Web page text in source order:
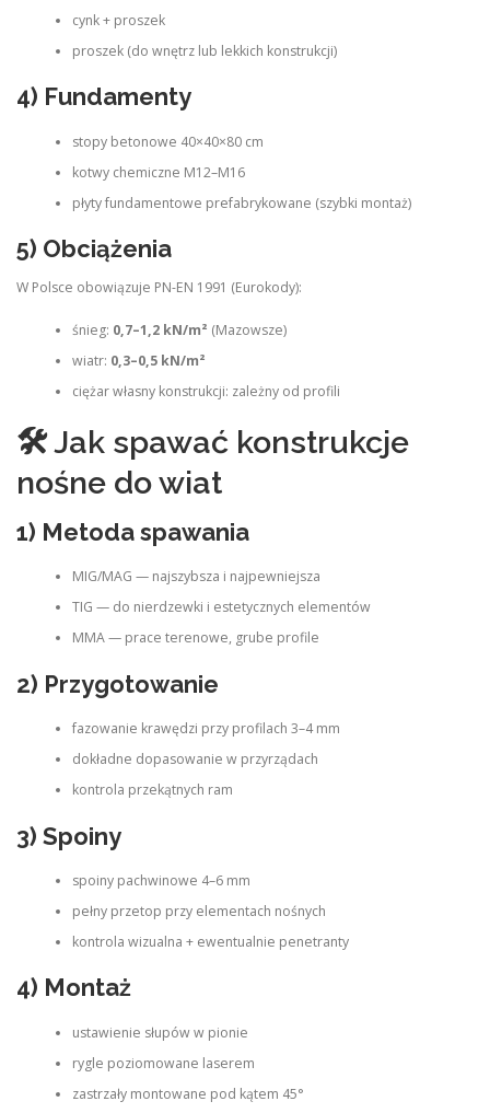
cynk + proszek
proszek (do wnętrz lub lekkich konstrukcji)
4) Fundamenty
stopy betonowe 40×40×80 cm
kotwy chemiczne M12–M16
płyty fundamentowe prefabrykowane (szybki montaż)
5) Obciążenia
W Polsce obowiązuje PN-EN 1991 (Eurokody):
śnieg: 0,7–1,2 kN/m² (Mazowsze)
wiatr: 0,3–0,5 kN/m²
ciężar własny konstrukcji: zależny od profili
🛠 Jak spawać konstrukcje
nośne do wiat
1) Metoda spawania
MIG/MAG — najszybsza i najpewniejsza
TIG — do nierdzewki i estetycznych elementów
MMA — prace terenowe, grube profile
2) Przygotowanie
fazowanie krawędzi przy profilach 3–4 mm
dokładne dopasowanie w przyrządach
kontrola przekątnych ram
3) Spoiny
spoiny pachwinowe 4–6 mm
pełny przetop przy elementach nośnych
kontrola wizualna + ewentualnie penetranty
4) Montaż
ustawienie słupów w pionie
rygle poziomowane laserem
zastrzały montowane pod kątem 45°